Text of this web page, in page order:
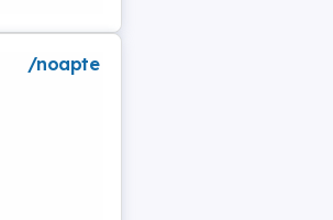
/noapte